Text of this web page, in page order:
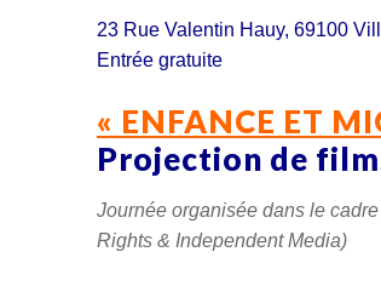
23 Rue Valentin Hauy, 69100
Entrée gratuite
« ENFANCE ET
Projection de
Journée organisée dans le
Rights & Independent Media)